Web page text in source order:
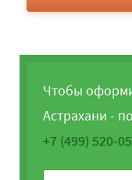
Чтобы
Астрахани -
+7 (499) 520-